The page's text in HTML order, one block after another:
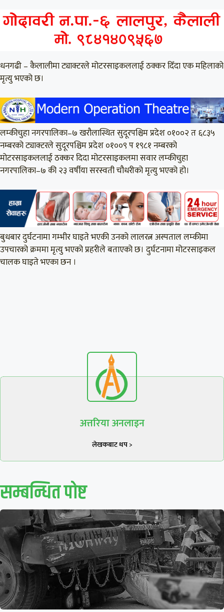
धनगढी – कैलालीमा ट्याक्टरले मोटरसाइकललाई ठक्कर दिँदा एक महिलाको
मृत्यु भएको छ।
लम्कीचुहा नगरपालिका–७ खरौलास्थित सुदूरपश्चिम प्रदेश ०१००२ त ६८३५
नम्बरको ट्याक्टरले सुदूरपश्चिम प्रदेश ०१००९ प १९८१ नम्बरको
मोटरसाइकललाई ठक्कर दिदा मोटरसाइकलमा सवार लम्कीचुहा
नगरपालिका–७ की २३ वर्षीया सरस्वती चौधरीको मृत्यु भएको हो।
बुधबार दुर्घटनामा गम्भीर घाइते भएकी उनको लालरत्न अस्पताल लम्कीमा
उपचारको क्रममा मृत्यु भएको प्रहरीले बताएको छ। दुर्घटनामा मोटरसाइकल
चालक घाइते भएका छन ।
अत्तरिया अनलाइन
लेखकबाट थप >
सम्बन्धित पाेष्ट